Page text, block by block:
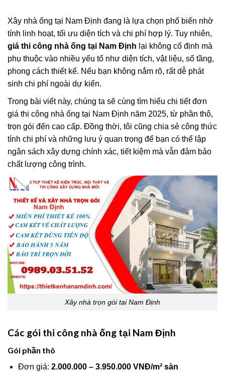
Xây nhà ống tại Nam Định đang là lựa chọn phổ biến nhờ
tính linh hoạt, tối ưu diện tích và chi phí hợp lý. Tuy nhiên,
giá thi công nhà ống tại Nam Định lại không cố định mà
phụ thuộc vào nhiều yếu tố như diện tích, vật liệu, số tầng,
phong cách thiết kế. Nếu bạn không nắm rõ, rất dễ phát
sinh chi phí ngoài dự kiến.
Trong bài viết này, chúng ta sẽ cùng tìm hiểu chi tiết đơn
giá thi công nhà ống tại Nam Định năm 2025, từ phần thô,
trọn gói đến cao cấp. Đồng thời, tôi cũng chia sẻ công thức
tính chi phí và những lưu ý quan trọng để bạn có thể lập
ngân sách xây dựng chính xác, tiết kiệm mà vẫn đảm bảo
chất lượng công trình.
Xây nhà trọn gói tại Nam Định
Các gói thi công nhà ống tại Nam Định
Gói phần thô
Đơn giá: 2.000.000 – 3.950.000 VNĐ/m² sàn